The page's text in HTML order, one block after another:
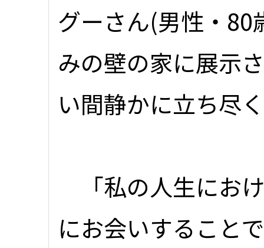
グーさん(男性・
みの壁の家に展示
い間静かに立ち尽
「私の人生にお
にお会いすること